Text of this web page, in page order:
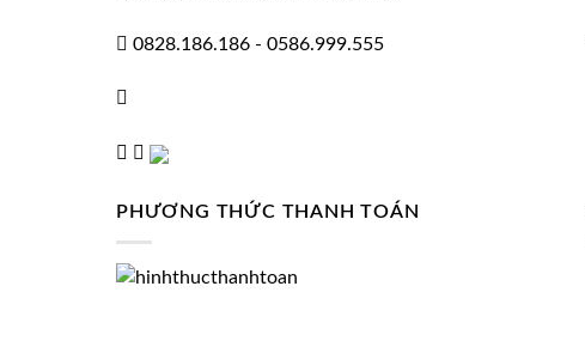
0828.186.186 - 0586.999.555
PHƯƠNG THỨC THANH TOÁN